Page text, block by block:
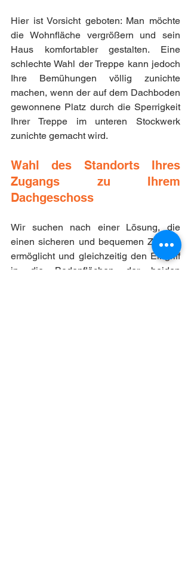
Hier ist Vorsicht geboten: Man möchte
die Wohnfläche vergrößern und sein
Haus komfortabler gestalten. Eine
schlechte Wahl der Treppe kann jedoch
Ihre Bemühungen völlig zunichte
machen, wenn der auf dem Dachboden
gewonnene Platz durch die Sperrigkeit
Ihrer Treppe im unteren Stockwerk
zunichte gemacht wird.
Wahl des Standorts Ihres
Zugangs zu Ihrem
Dachgeschoss
Wir suchen nach einer Lösung, die
einen sicheren und bequemen Zugang
ermöglicht und gleichzeitig den Eingriff
in die Bodenflächen der beiden